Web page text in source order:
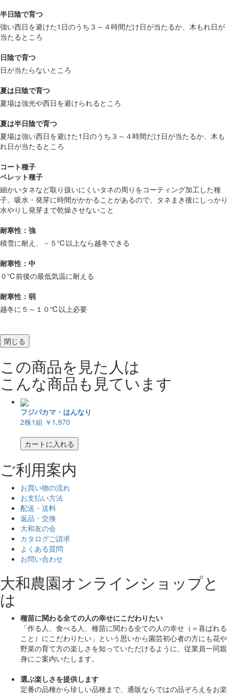
半日陰で育つ
強い西日を避けた1日のうち３～４時間だけ日が当たるか、木もれ日が
当たるところ
日陰で育つ
日が当たらないところ
夏は日陰で育つ
夏場は強光や西日を避けられるところ
夏は半日陰で育つ
夏場は強い西日を避けた1日のうち３～４時間だけ日が当たるか、木も
れ日が当たるところ
コート種子
ペレット種子
細かいタネなど取り扱いにくいタネの周りをコーティング加工した種
子。吸水・発芽に時間がかかることがあるので、タネまき後にしっかり
水やりし発芽まで乾燥させないこと
耐寒性：強
積雪に耐え、－５℃以上なら越冬できる
耐寒性：中
０℃前後の最低気温に耐える
耐寒性：弱
越冬に５～１０℃以上必要
閉じる
この商品を見た人は
こんな商品も見ています
フジバカマ・はんなり
2株1組 ￥1,970
カートに入れる
ご利用案内
お買い物の流れ
お支払い方法
配送・送料
返品・交換
大和友の会
カタログご請求
よくある質問
お問い合わせ
大和農園オンラインショップと
は
種苗に関わる全ての人の幸せにこだわりたい
「作る人、食べる人、種苗に関わる全ての人の幸せ（＝喜ばれる
こと）にこだわりたい」 という思いから園芸初心者の方にも花や
野菜の育て方の楽しさを知っていただけるように、従業員一同親
身にご案内いたします。
選ぶ楽しさを提供します
定番の品種から珍しい品種まで、通販ならではの品ぞろえをお楽